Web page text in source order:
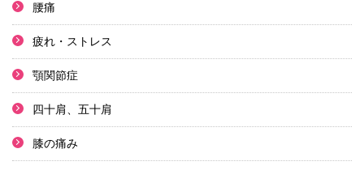
腰痛
疲れ・ストレス
顎関節症
四十肩、五十肩
膝の痛み